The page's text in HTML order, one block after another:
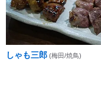
しゃも三郎 (梅田/焼鳥)